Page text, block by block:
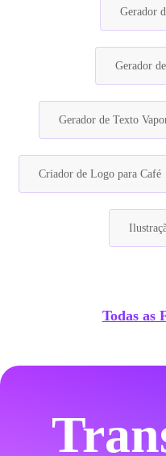
Gerador
Gerador
Gerador de Texto
Criador de Logo para Café
Todas as